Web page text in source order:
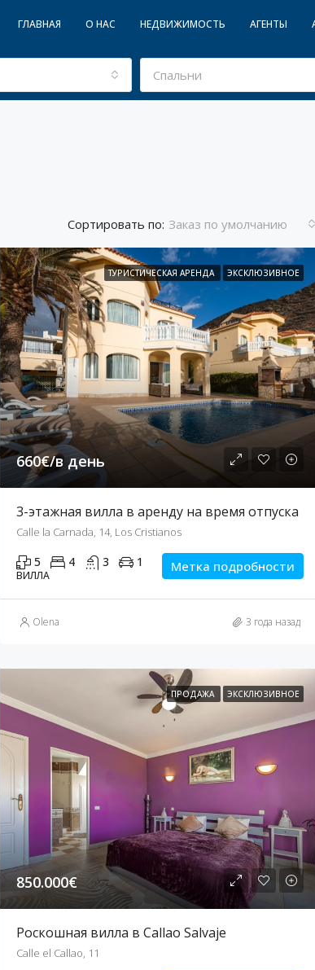
ГЛАВНАЯ О НАС НЕДВИЖИМОСТЬ АГЕНТЫ
Спальни
Сортировать по: Заказ по умолчанию
ТУРИСТИЧЕСКАЯ АРЕНДА ЭКСКЛЮЗИВНОЕ
660€/в день
3-этажная вилла в аренду на время отпуска
Calle la Carnada, 14, Los Cristianos
5 4 3 1
ВИЛЛА
Метка подробности
Olena 3 года назад
ПРОДАЖА ЭКСКЛЮЗИВНОЕ
850.000€
Роскошная вилла в Callao Salvaje
Calle el Callao, 11
РЕКОМЕНДУЕМОЕ
Precio490.000€